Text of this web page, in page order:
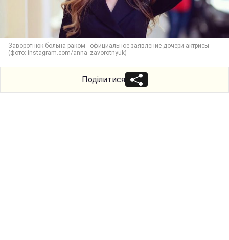
Заворотнюк больна раком - официальное заявление дочери актрисы
(фото: instagram.com/anna_zavorotnyuk)
Поділитися